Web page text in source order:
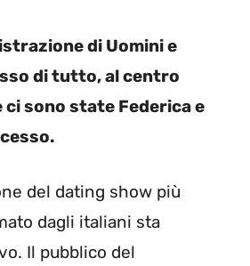
di Uomini e
di tutto, al centro
ci sono state Federica e
del dating show più
dagli italiani sta
Il pubblico del